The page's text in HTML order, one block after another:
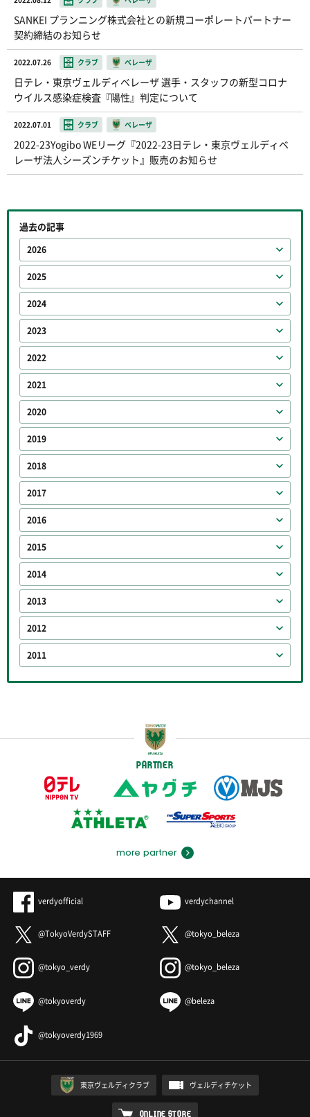
SANKEI プランニング株式会社との新規コーポレートパートナー
契約締結のお知らせ
2022.07.26 クラブ ベレーザ
日テレ・東京ヴェルディベレーザ 選手・スタッフの新型コロナ
ウイルス感染症検査『陽性』判定について
2022.07.01 クラブ ベレーザ
2022-23Yogibo WEリーグ『2022-23日テレ・東京ヴェルディベ
レーザ法人シーズンチケット』販売のお知らせ
過去の記事
2026
2025
2024
2023
2022
2021
2020
2019
2018
2017
2016
2015
2014
2013
2012
2011
PARTNER
more partner
verdyofficial verdychannel
@TokyoVerdySTAFF @tokyo_beleza
@tokyo_verdy @tokyo_beleza
@tokyoverdy @beleza
@tokyoverdy1969
東京ヴェルディクラブ ヴェルディチケット
ONLINE STORE